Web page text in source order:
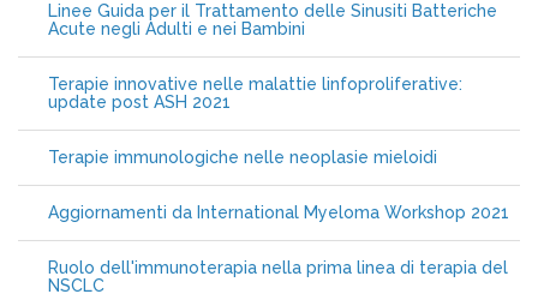
Linee Guida per il Trattamento delle Sinusiti Batteriche
Acute negli Adulti e nei Bambini
Terapie innovative nelle malattie linfoproliferative:
update post ASH 2021
Terapie immunologiche nelle neoplasie mieloidi
Aggiornamenti da International Myeloma Workshop 2021
Ruolo dell'immunoterapia nella prima linea di terapia del
NSCLC